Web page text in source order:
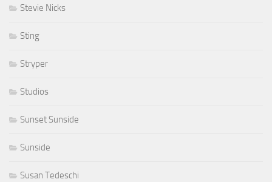
Stevie Nicks
Sting
Stryper
Studios
Sunset Sunside
Sunside
Susan Tedeschi